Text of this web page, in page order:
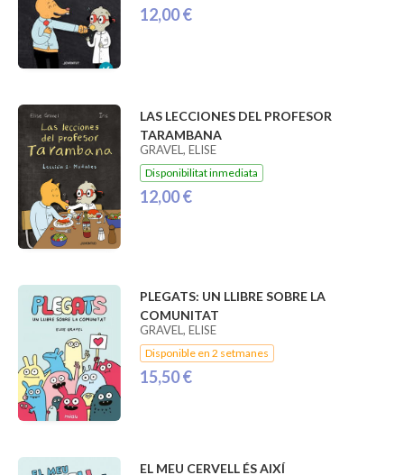
12,00 €
LAS LECCIONES DEL PROFESOR
TARAMBANA
GRAVEL, ELISE
Disponibilitat inmediata
12,00 €
PLEGATS: UN LLIBRE SOBRE LA
COMUNITAT
GRAVEL, ELISE
Disponible en 2 setmanes
15,50 €
EL MEU CERVELL ÉS AIXÍ